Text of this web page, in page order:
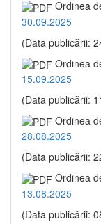
Ordinea
30.09.2025
(Data publicării:
Ordinea
15.09.2025
(Data publicării:
Ordinea
28.08.2025
(Data publicării:
Ordinea
13.08.2025
(Data publicării: